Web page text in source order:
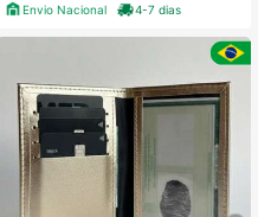
Envio Nacional 4-7 dias